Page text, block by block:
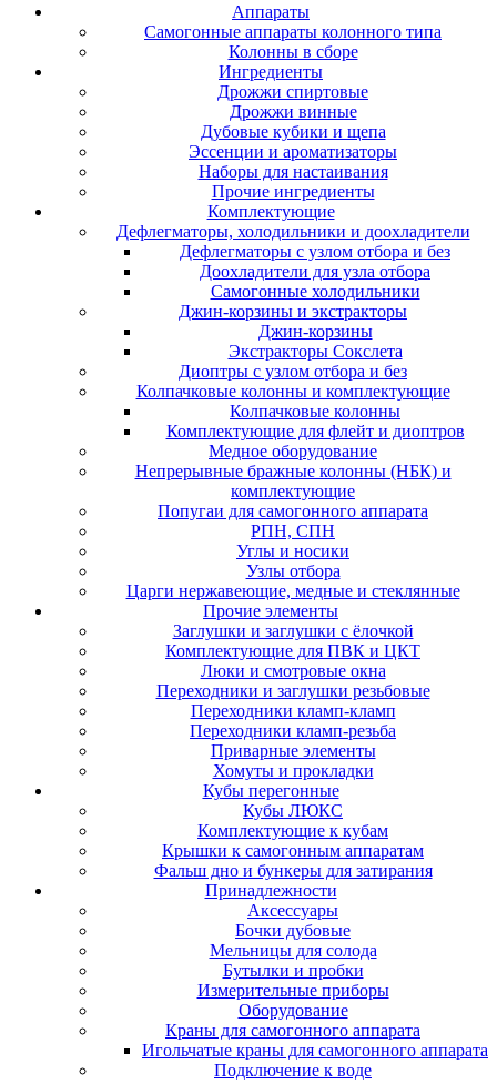
Аппараты
Самогонные аппараты колонного типа
Колонны в сборе
Ингредиенты
Дрожжи спиртовые
Дрожжи винные
Дубовые кубики и щепа
Эссенции и ароматизаторы
Наборы для настаивания
Прочие ингредиенты
Комплектующие
Дефлегматоры, холодильники и доохладители
Дефлегматоры с узлом отбора и без
Доохладители для узла отбора
Самогонные холодильники
Джин-корзины и экстракторы
Джин-корзины
Экстракторы Сокслета
Диоптры с узлом отбора и без
Колпачковые колонны и комплектующие
Колпачковые колонны
Комплектующие для флейт и диоптров
Медное оборудование
Непрерывные бражные колонны (НБК) и
комплектующие
Попугаи для самогонного аппарата
РПН, СПН
Углы и носики
Узлы отбора
Царги нержавеющие, медные и стеклянные
Прочие элементы
Заглушки и заглушки с ёлочкой
Комплектующие для ПВК и ЦКТ
Люки и смотровые окна
Переходники и заглушки резьбовые
Переходники кламп-кламп
Переходники кламп-резьба
Приварные элементы
Хомуты и прокладки
Кубы перегонные
Кубы ЛЮКС
Комплектующие к кубам
Крышки к самогонным аппаратам
Фальш дно и бункеры для затирания
Принадлежности
Аксессуары
Бочки дубовые
Мельницы для солода
Бутылки и пробки
Измерительные приборы
Оборудование
Краны для самогонного аппарата
Игольчатые краны для самогонного аппарата
Подключение к воде